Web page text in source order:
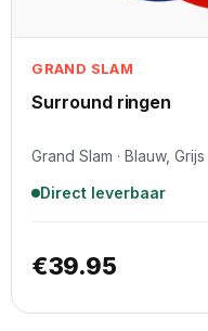
selecteren
GRAND SLAM
Surround ringen
Grand Slam · Blauw, Grijs
Direct leverbaar
€39.95